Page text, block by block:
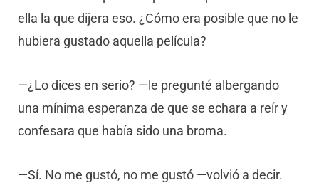
ella la que dijera eso. ¿Cómo era posible que no le
hubiera gustado aquella película?
—¿Lo dices en serio? —le pregunté albergando
una mínima esperanza de que se echara a reír y
confesara que había sido una broma.
—Sí. No me gustó, no me gustó —volvió a decir.